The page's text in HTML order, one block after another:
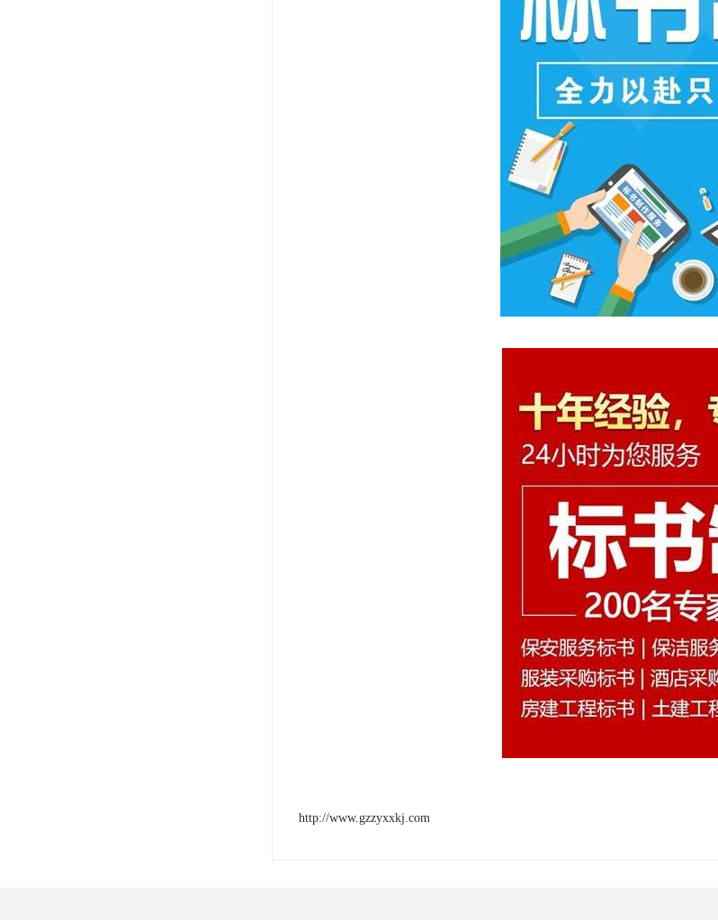
http://www.gzzyxxkj.com